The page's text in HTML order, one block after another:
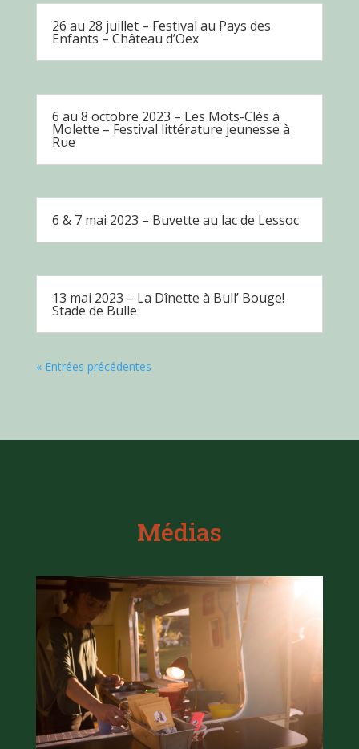
26 au 28 juillet – Festival au Pays des
Enfants – Château d’Oex
6 au 8 octobre 2023 – Les Mots-Clés à
Molette – Festival littérature jeunesse à
Rue
6 & 7 mai 2023 – Buvette au lac de Lessoc
13 mai 2023 – La Dînette à Bull’ Bouge!
Stade de Bulle
« Entrées précédentes
Médias